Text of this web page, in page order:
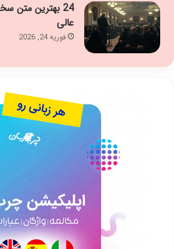
عالی
فوریه 24, 2026